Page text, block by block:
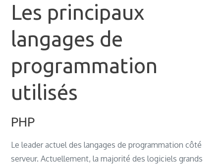
Les principaux
langages de
programmation
utilisés
PHP
Le leader actuel des langages de programmation côté
serveur. Actuellement, la majorité des logiciels grands